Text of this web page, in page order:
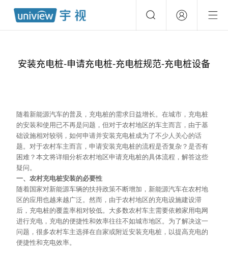
安装充电桩-申请充电桩-充电桩规范-充电桩设备
随着新能源汽车的普及，充电桩的需求日益增长。在城市，充电桩
的安装和使用已不再是问题，但对于农村地区的车主而言，由于基
础设施相对较弱，如何申请并安装充电桩成为了不少人关心的话
题。对于农村车主而言，申请安装充电桩的流程是否复杂？是否有
困难？本文将详细分析农村地区申请充电桩的具体流程，解答这些
疑问。
一、农村充电桩安装的必要性
随着国家对新能源车辆的扶持政策不断增加，新能源汽车在农村地
区的应用也越来越广泛。然而，由于农村地区的充电设施建设滞
后，充电桩的覆盖率相对较低。大多数农村车主需要依赖家用电网
进行充电，充电的便捷性和效率往往不如城市地区。为了解决这一
问题，很多农村车主选择在自家或附近安装充电桩，以提高充电的
便捷性和充电效率。